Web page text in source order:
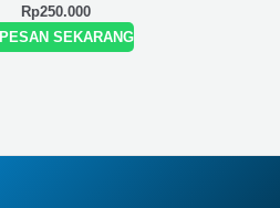
Rp250.000
PESAN SEKARANG